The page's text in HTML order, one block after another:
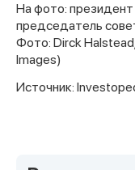
На фото:
председатель
Фото: Dirck
Images)
Источник: